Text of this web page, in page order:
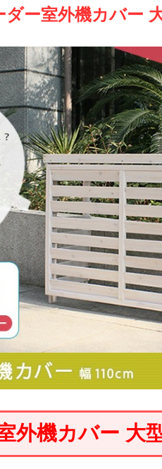
ダー室外機カバー
外機カバー 大